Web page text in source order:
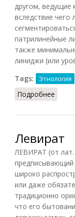
другом, ведущие
вследствие
патрилинейные
также
линиджи (или
Tags:
Этнология
Подробнее
Левират
ЛЕВИРАТ (от
предписывающий
широко
или даже
традиционно
что его